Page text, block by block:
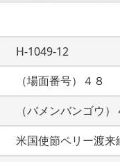
H-1049-12
（場面番号）４８
（バメンバンゴウ）
米国使節ペリー渡